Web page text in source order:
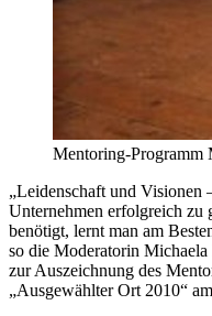
Mentoring-Programm
„Leidenschaft und Visionen
Unternehmen erfolgreich zu
benötigt, lernt man am
so die Moderatorin
zur Auszeichnung des
„Ausgewählter Ort 2010“